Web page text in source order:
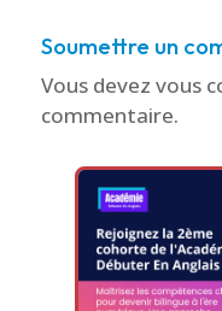
Les places sont
de
réserver
A très bientôt !
Soumettre un
Vous devezvous
commentaire.